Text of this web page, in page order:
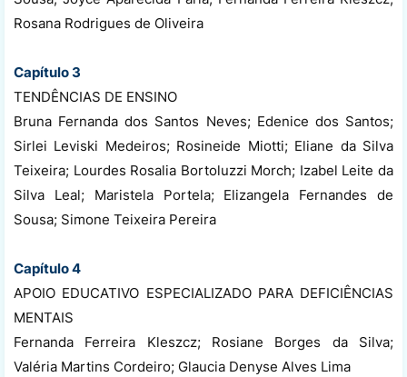
Rosana Rodrigues de Oliveira
Capítulo 3
TENDÊNCIAS DE ENSINO
Bruna Fernanda dos Santos Neves; Edenice dos Santos;
Sirlei Leviski Medeiros; Rosineide Miotti; Eliane da Silva
Teixeira; Lourdes Rosalia Bortoluzzi Morch; Izabel Leite da
Silva Leal; Maristela Portela; Elizangela Fernandes de
Sousa; Simone Teixeira Pereira
Capítulo 4
APOIO EDUCATIVO ESPECIALIZADO PARA DEFICIÊNCIAS
MENTAIS
Fernanda Ferreira Kleszcz; Rosiane Borges da Silva;
Valéria Martins Cordeiro; Glaucia Denyse Alves Lima